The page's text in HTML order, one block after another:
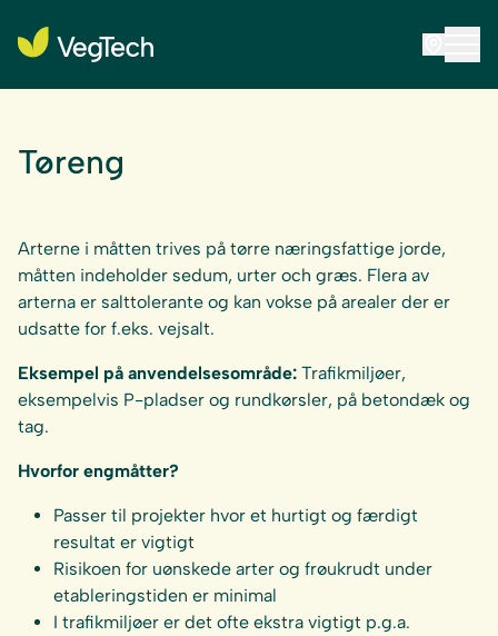
Tøreng
Arterne i måtten trives på tørre næringsfattige jorde,
måtten indeholder sedum, urter och græs. Flera av
arterna er salttolerante og kan vokse på arealer der er
udsatte for f.eks. vejsalt.
Eksempel på anvendelsesområde: Trafikmiljøer,
eksempelvis P-pladser og rundkørsler, på betondæk og
tag.
Hvorfor engmåtter?
Passer til projekter hvor et hurtigt og færdigt
resultat er vigtigt
Risikoen for uønskede arter og frøukrudt under
etableringstiden er minimal
I trafikmiljøer er det ofte ekstra vigtigt p.g.a.